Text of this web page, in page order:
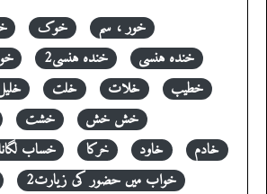
خوک
خور ، سم
خندہ ہنسی2
خندہ ہنسی
خلت خلات
خطیب
خشت
خش خش
خساب خرکا خاود
خادم
خواب میں حضور کی زیارت2